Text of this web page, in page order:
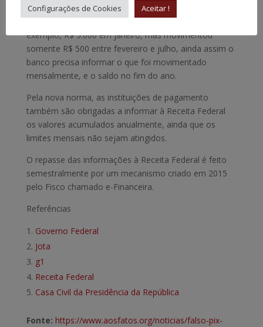
exemplo, R$ 5.000 em janeiro, mas movimentou
somente R$ 500 entre fevereiro e julho, ainda assim o
banco precisa informar o que foi movimentado
mensalmente, e o saldo no fim do ano.
Pela nova norma, as instituições de pagamento
também são obrigadas a informar à Receita Federal
os valores acumulados anualmente, ainda que os
limites mensais não sejam atingidos.
O repasse das informações à Receita Federal é feito
semestralmente por um mecanismo criado em 2015
pelo Fisco chamado e-Financeira.
Referências
Governo Federal
Jota
g1
Receita Federal
Casa Civil da Presidência da República
Fonte: https://www.aosfatos.org/noticias/falso-pix-
Configurações de Cookies Aceitar !